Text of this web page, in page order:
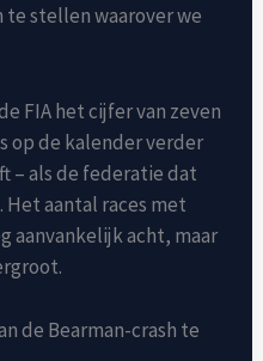
stellen waarover we
FIA ​​het cijfer van zeven
op de kalender verder
– als de federatie dat
Het aantal races met
aanvankelijk acht, maar
de Bearman-crash te